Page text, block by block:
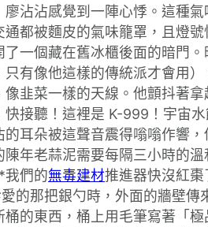
沾沾感覺到一陣心悸。這種
都被麵皮的氣味籠罩，且燈
一個藏在舊冰櫃後面的暗門
有像他這樣的傳統派才會用
韭菜一樣的天線。他顫抖
接聽！這裡是 K-999！宇宙
耳朵被這聲音震得嗡嗡作響
年老蒜泥需要每隔三小時的
我們的無毒建材推進器快沒紅
的那把銀勺時，外面的牆壁
的東西，桶上用毛筆寫著